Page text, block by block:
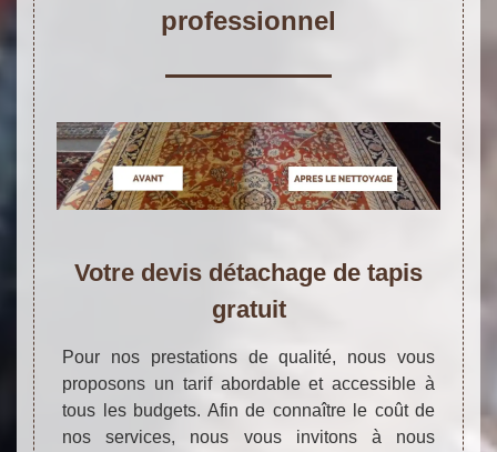
professionnel
Votre devis détachage de tapis
gratuit
Pour nos prestations de qualité, nous vous
proposons un tarif abordable et accessible à
tous les budgets. Afin de connaître le coût de
nos services, nous vous invitons à nous